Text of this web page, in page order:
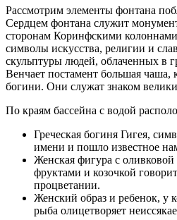
Рассмотрим элементы фонтана
Сердцем фонтана служит
сторонам Коринфскими
символы искусства, религии и
скульптуры людей, облаченных в
Венчает постамент большая
богини. Они служат знаком
По краям бассейна с водой
Греческая богиня Гигея,
имени и пошло известное
Женская фигура с оливковой
фруктами и козочкой
процветании.
Женский образ и ребенок, у
рыба олицетворяет